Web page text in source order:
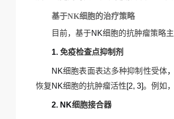
基于NK细胞的治疗策略
目前，基于NK细胞的抗肿瘤策略
1. 免疫检查点抑制剂
NK细胞表面表达多种抑制性受体
恢复NK细胞的抗肿瘤活性[2, 3]。例如
2. NK细胞接合器